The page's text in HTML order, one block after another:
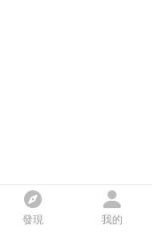
發現 我的